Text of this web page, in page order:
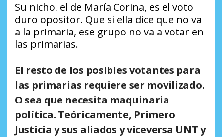
Su nicho, el de María Corina, es el voto
duro opositor. Que si ella dice que no va
a la primaria, ese grupo no va a votar en
las primarias.
El resto de los posibles votantes para
las primarias requiere ser movilizado.
O sea que necesita maquinaria
política. Teóricamente, Primero
Justicia y sus aliados y viceversa UNT y